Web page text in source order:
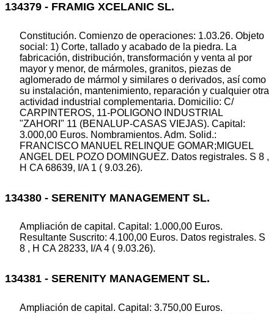
134379 - FRAMIG XCELANIC SL.
Constitución. Comienzo de operaciones: 1.03.26. Objeto
social: 1) Corte, tallado y acabado de la piedra. La
fabricación, distribución, transformación y venta al por
mayor y menor, de mármoles, granitos, piezas de
aglomerado de mármol y similares o derivados, así como
su instalación, mantenimiento, reparación y cualquier otra
actividad industrial complementaria. Domicilio: C/
CARPINTEROS, 11-POLIGONO INDUSTRIAL
"ZAHORI" 11 (BENALUP-CASAS VIEJAS). Capital:
3.000,00 Euros. Nombramientos. Adm. Solid.:
FRANCISCO MANUEL RELINQUE GOMAR;MIGUEL
ANGEL DEL POZO DOMINGUEZ. Datos registrales. S 8 ,
H CA 68639, I/A 1 ( 9.03.26).
134380 - SERENITY MANAGEMENT SL.
Ampliación de capital. Capital: 1.000,00 Euros.
Resultante Suscrito: 4.100,00 Euros. Datos registrales. S
8 , H CA 28233, I/A 4 ( 9.03.26).
134381 - SERENITY MANAGEMENT SL.
Ampliación de capital. Capital: 3.750,00 Euros.